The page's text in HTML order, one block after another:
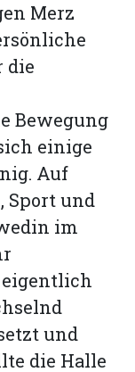
Merz
die
Bewegung
einige
Auf
Sport und
im
eigentlich
und
die Halle